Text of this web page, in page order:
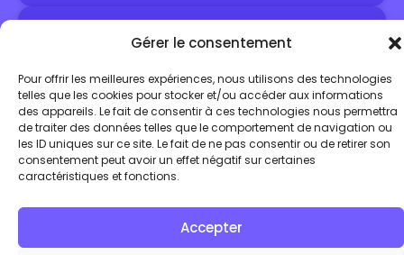
Gérer le consentement
Pour offrir les meilleures expériences, nous utilisons des technologies
telles que les cookies pour stocker et/ou accéder aux informations
des appareils. Le fait de consentir à ces technologies nous permettra
de traiter des données telles que le comportement de navigation ou
les ID uniques sur ce site. Le fait de ne pas consentir ou de retirer son
consentement peut avoir un effet négatif sur certaines
caractéristiques et fonctions.
Accepter
Vetage CAREA EMBOITEMENT BSO
Vetage CAREA Rainuré BSO
Réalisation des détails d’Exécution
06 11 27 48 17
j.heurtebize@befaceb.fr